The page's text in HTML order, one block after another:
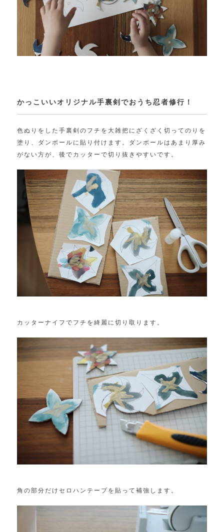
かっこいいオリジナル手裏剣でおうち忍者修行！
色ぬりをした手裏剣のフチを大雑把にざくざく切ってのりを
塗り、ダンボールに貼り付けます。ダンボールはあまり厚み
がない方が、後でカッターで切り抜きやすいです。
カッターナイフでフチを綺麗に切り取ります。
角の部分だけセロハンテープを貼って補強します。